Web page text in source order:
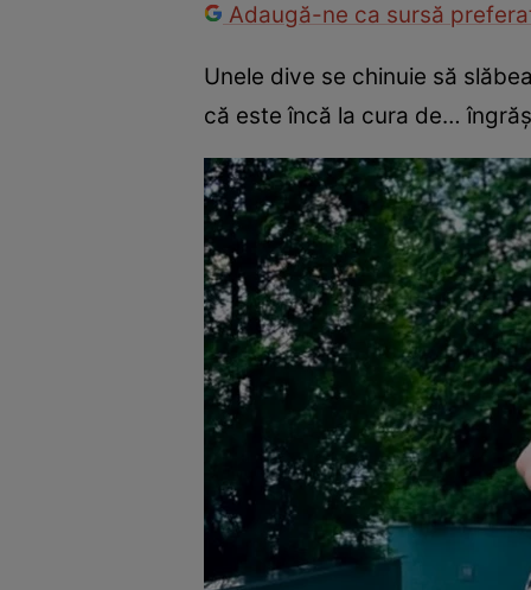
Adaugă-ne ca sursă
Unele dive se chinuie să
că este încă la cura de…